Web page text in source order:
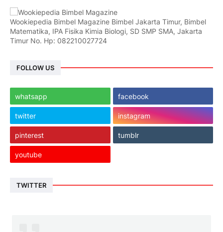
Wookiepedia Bimbel Magazine Bimbel Jakarta Timur, Bimbel
Matematika, IPA Fisika Kimia Biologi, SD SMP SMA, Jakarta
Timur No. Hp: 082210027724
FOLLOW US
whatsapp facebook
twitter instagram
pinterest tumblr
youtube
TWITTER